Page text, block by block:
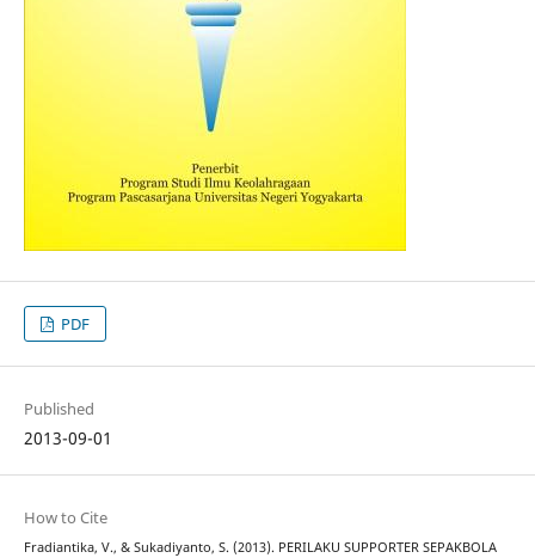
PDF
Published
2013-09-01
How to Cite
Fradiantika, V., & Sukadiyanto, S. (2013). PERILAKU SUPPORTER SEPAKBOLA